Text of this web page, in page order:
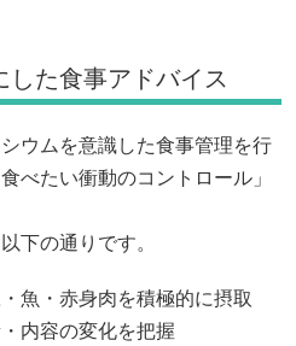
た食事アドバイス
ウムを意識した食事管理を行
べたい衝動のコントロール」
下の通りです。
魚・赤身肉を積極的に摂取
内容の変化を把握